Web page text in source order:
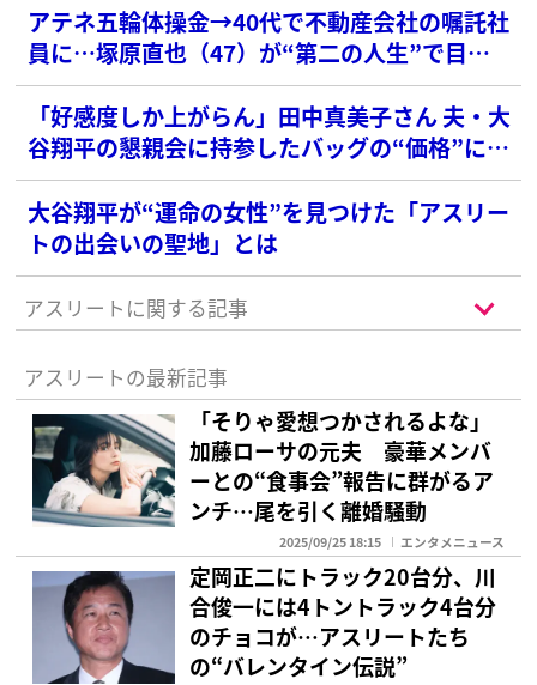
アテネ五輪体操金→40代で不動産会社の嘱託社
員に…塚原直也（47）が“第二の人生”で目指
す夢
「好感度しか上がらん」田中真美子さん 夫・大
谷翔平の懇親会に持参したバッグの“価格”に
SNS衝撃
大谷翔平が“運命の女性”を見つけた「アスリー
トの出会いの聖地」とは
アスリートに関する記事
アスリートの最新記事
「そりゃ愛想つかされるよな」
加藤ローサの元夫 豪華メンバ
ーとの“食事会”報告に群がるア
ンチ…尾を引く離婚騒動
2025/09/25 18:15 エンタメニュース
定岡正二にトラック20台分、川
合俊一には4トントラック4台分
のチョコが…アスリートたち
の“バレンタイン伝説”